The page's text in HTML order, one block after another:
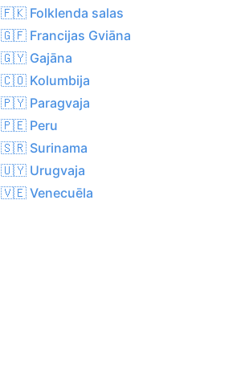
🇫🇰 Folklenda salas
🇬🇫 Francijas Gviāna
🇬🇾 Gajāna
🇨🇴 Kolumbija
🇵🇾 Paragvaja
🇵🇪 Peru
🇸🇷 Surinama
🇺🇾 Urugvaja
🇻🇪 Venecuēla